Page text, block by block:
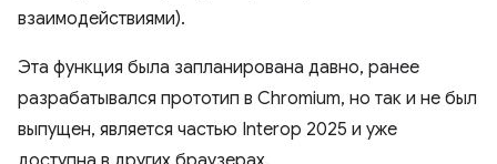
взаимодействиями).
Эта функция была запланирована давно, ранее
разрабатывался прототип в Chromium, но так и не был
выпущен, является частью Interop 2025 и уже